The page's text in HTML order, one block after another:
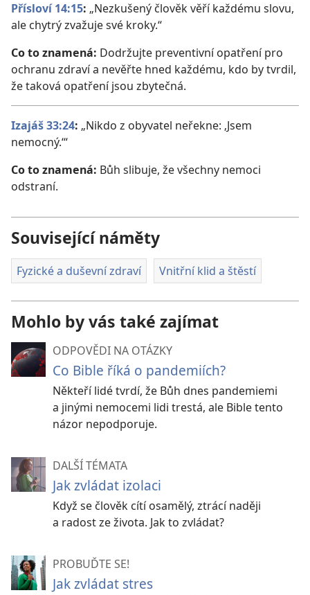
Přísloví 14:15: „Nezkušený člověk věří každému slovu,
ale chytrý zvažuje své kroky.“
Co to znamená: Dodržujte preventivní opatření pro
ochranu zdraví a nevěřte hned každému, kdo by tvrdil,
že taková opatření jsou zbytečná.
Izajáš 33:24: „Nikdo z obyvatel neřekne: ‚Jsem
nemocný.‘“
Co to znamená: Bůh slibuje, že všechny nemoci
odstraní.
Související náměty
Fyzické a duševní zdraví Vnitřní klid a štěstí
Mohlo by vás také zajímat
ODPOVĚDI NA OTÁZKY
Co Bible říká o pandemiích?
Někteří lidé tvrdí, že Bůh dnes pandemiemi
a jinými nemocemi lidi trestá, ale Bible tento
názor nepodporuje.
DALŠÍ TÉMATA
Jak zvládat izolaci
Když se člověk cítí osamělý, ztrácí naději
a radost ze života. Jak to zvládat?
PROBUĎTE SE!
Jak zvládat stres